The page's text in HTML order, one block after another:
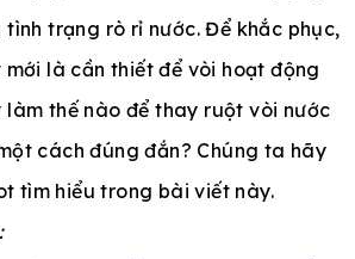
trạng rò rỉ nước. Để khắc phục,
là cần thiết để vòi hoạt động
làm thế nào để thay ruột vòi nước
cách đúng đắn? Chúng ta hãy
tìm hiểu trong bài viết này.